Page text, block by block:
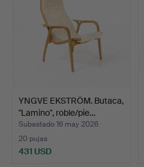
YNGVE EKSTRÖM. Butaca,
"Lamino", roble/pie…
Subastado 16 may 2026
20 pujas
431 USD